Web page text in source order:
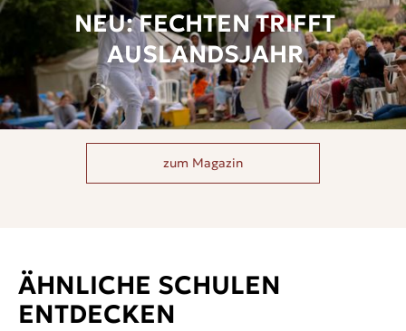
NEU: FECHTEN TRIFFT
AUSLANDSJAHR
zum Magazin
ÄHNLICHE SCHULEN
ENTDECKEN